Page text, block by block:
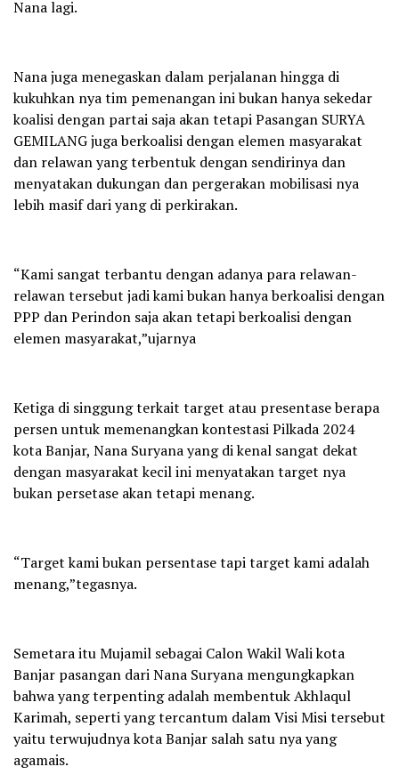
Nana lagi.
Nana juga menegaskan dalam perjalanan hingga di
kukuhkan nya tim pemenangan ini bukan hanya sekedar
koalisi dengan partai saja akan tetapi Pasangan SURYA
GEMILANG juga berkoalisi dengan elemen masyarakat
dan relawan yang terbentuk dengan sendirinya dan
menyatakan dukungan dan pergerakan mobilisasi nya
lebih masif dari yang di perkirakan.
“Kami sangat terbantu dengan adanya para relawan-
relawan tersebut jadi kami bukan hanya berkoalisi dengan
PPP dan Perindon saja akan tetapi berkoalisi dengan
elemen masyarakat,”ujarnya
Ketiga di singgung terkait target atau presentase berapa
persen untuk memenangkan kontestasi Pilkada 2024
kota Banjar, Nana Suryana yang di kenal sangat dekat
dengan masyarakat kecil ini menyatakan target nya
bukan persetase akan tetapi menang.
“Target kami bukan persentase tapi target kami adalah
menang,”tegasnya.
Semetara itu Mujamil sebagai Calon Wakil Wali kota
Banjar pasangan dari Nana Suryana mengungkapkan
bahwa yang terpenting adalah membentuk Akhlaqul
Karimah, seperti yang tercantum dalam Visi Misi tersebut
yaitu terwujudnya kota Banjar salah satu nya yang
agamais.